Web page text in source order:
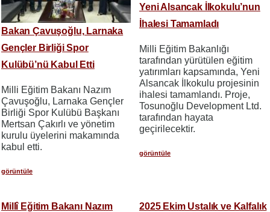
Bakan Çavuşoğlu, Larnaka
Gençler Birliği Spor
Kulübü’nü Kabul Etti
Milli Eğitim Bakanı Nazım
Çavuşoğlu, Larnaka Gençler
Birliği Spor Kulübü Başkanı
Mertsan Çakırlı ve yönetim
kurulu üyelerini makamında
kabul etti.
görüntüle
Yeni Alsancak İlkokulu’nun
İhalesi Tamamladı
Milli Eğitim Bakanlığı
tarafından yürütülen eğitim
yatırımları kapsamında, Yeni
Alsancak İlkokulu projesinin
ihalesi tamamlandı. Proje,
Tosunoğlu Development Ltd.
tarafından hayata
geçirilecektir.
görüntüle
Millî Eğitim Bakanı Nazım
2025 Ekim Ustalık ve Kalfalık